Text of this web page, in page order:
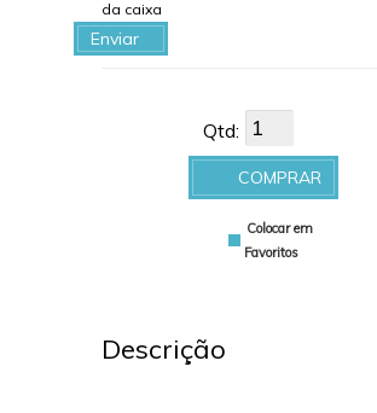
da caixa
Enviar
arquivo
Qtd:
COMPRAR
Colocar em
Favoritos
Descrição